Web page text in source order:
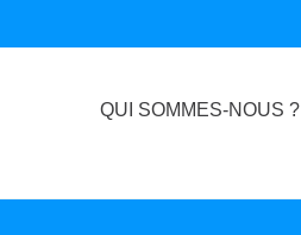
QUI SOMMES-NOUS ?